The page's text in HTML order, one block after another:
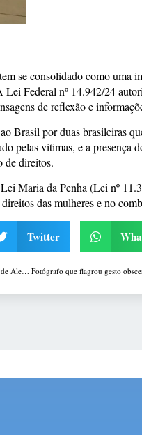
se consolidado como uma
Federal nº 14.942/24
de reflexão e
Brasil por duas brasileiras
pelas vítimas, e a presença
de direitos.
Maria da Penha (Lei nº
das mulheres e no
Twitter
“Estamos monitorando de perto”, diz Embaixada dos EUA sobre aliados de Alexandre de Moraes